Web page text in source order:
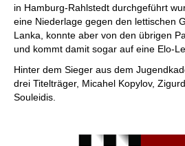
in Hamburg-Rahlstedt durchgeführt
eine Niederlage gegen den lettischen
Lanka, konnte aber von den übrigen
und kommt damit sogar auf eine Elo-
Hinter dem Sieger aus dem
drei Titelträger, Micahel Kopylov,
Souleidis.